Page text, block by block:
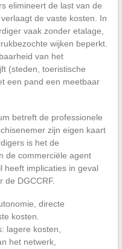
elimineert de last van de
de vaste kosten. In
vaak zonder etalage,
wijken beperkt.
van het
(steden, toeristische
een pand een meetbaar
betreft de professionele
zijn eigen kaart
is het de
de commerciële agent
heeft implicaties in geval
de DGCCRF.
directe
kosten.
lagere kosten,
het netwerk,